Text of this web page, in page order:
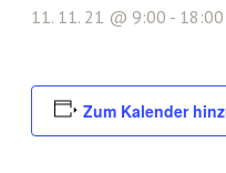
11. 11. 21 @ 9:00 - 18:00
Zum Kalender